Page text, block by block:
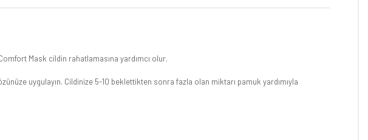
Mask cildin rahatlamasına yardımcı olur.
uygulayın. Cildinize 5-10 beklettikten sonra fazla olan miktarı pamuk yardımıyla